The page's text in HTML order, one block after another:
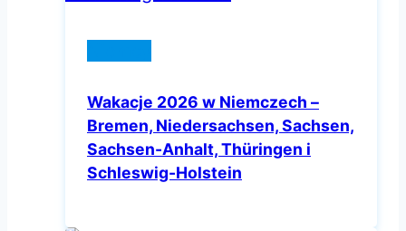
Wakacje 2026 w Niemczech –
Bremen, Niedersachsen, Sachsen,
Sachsen-Anhalt, Thüringen i
Schleswig-Holstein